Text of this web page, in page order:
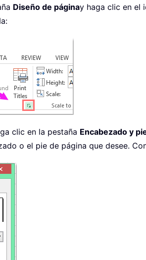
Diseño de páginay haga clic en el
clic en la pestaña Encabezado y
o el pie de página que desee.